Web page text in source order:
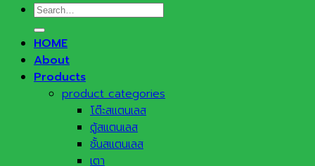
Search
for:
HOME
About
Products
product categories
โต๊ะสแตนเลส
ตู้สแตนเลส
ชั้นสแตนเลส
เตา